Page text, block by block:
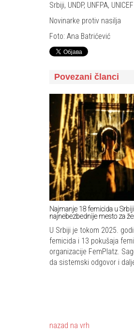
Srbiji, UNDP, UNFPA,
Novinarke protiv nasilja
Foto: Ana Batrićević
Povezani članci
Najmanje 18 femicida u
najnebezbednije mesto za
U Srbiji je tokom 2025.
femicida i 13 pokušaja
organizacije FemPlatz.
da sistemski odgovor i
nazad na vrh